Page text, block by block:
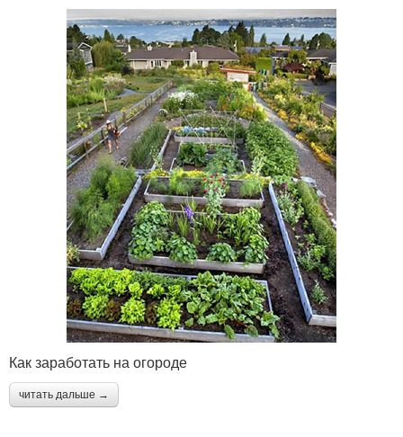
Как заработать на огороде
читать дальше →